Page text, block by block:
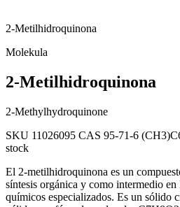
2-Metilhidroquinona
Molekula
2-Metilhidroquinona
2-Methylhydroquinone
SKU 11026095 CAS 95-71-6
stock
El 2-metilhidroquinona es un
síntesis orgánica y como intermedio
químicos especializados. Es un sólido